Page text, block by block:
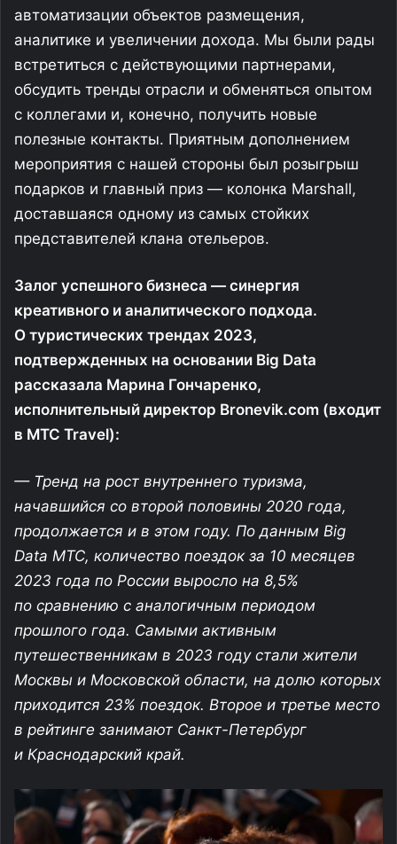
автоматизации объектов размещения,
аналитике и увеличении дохода. Мы были рады
встретиться с действующими партнерами,
обсудить тренды отрасли и обменяться опытом
с коллегами и, конечно, получить новые
полезные контакты. Приятным дополнением
мероприятия с нашей стороны был розыгрыш
подарков и главный приз — колонка Marshall,
доставшаяся одному из самых стойких
представителей клана отельеров.
Залог успешного бизнеса — синергия
креативного и аналитического подхода.
О туристических трендах 2023,
подтвержденных на основании Big Data
рассказала Марина Гончаренко,
исполнительный директор Bronevik.com (входит
в МТС Travel):
— Тренд на рост внутреннего туризма,
начавшийся со второй половины 2020 года,
продолжается и в этом году. По данным Big
Data MTC, количество поездок за 10 месяцев
2023 года по России выросло на 8,5%
по сравнению с аналогичным периодом
прошлого года. Самыми активным
путешественникам в 2023 году стали жители
Москвы и Московской области, на долю которых
приходится 23% поездок. Второе и третье место
в рейтинге занимают Санкт-Петербург
и Краснодарский край.